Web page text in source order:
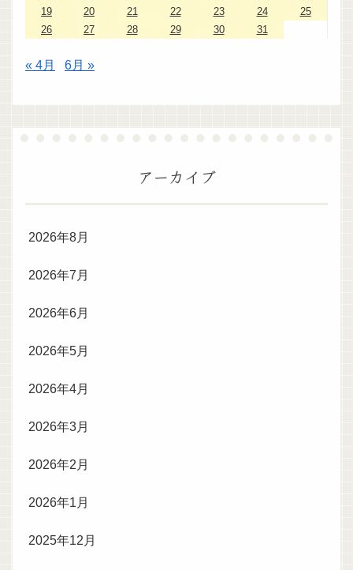
19
20 21 22 23 24
25
26
27 28 29 30 31
« 4月 6月 »
アーカイブ
2026年8月
2026年7月
2026年6月
2026年5月
2026年4月
2026年3月
2026年2月
2026年1月
2025年12月